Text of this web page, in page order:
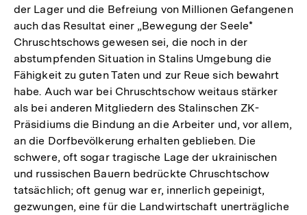
der Lager und die Befreiung von Millionen Gefangenen
auch das Resultat einer „Bewegung der Seele*
Chruschtschows gewesen sei, die noch in der
abstumpfenden Situation in Stalins Umgebung die
Fähigkeit zu guten Taten und zur Reue sich bewahrt
habe. Auch war bei Chruschtschow weitaus stärker
als bei anderen Mitgliedern des Stalinschen ZK-
Präsidiums die Bindung an die Arbeiter und, vor allem,
an die Dorfbevölkerung erhalten geblieben. Die
schwere, oft sogar tragische Lage der ukrainischen
und russischen Bauern bedrückte Chruschtschow
tatsächlich; oft genug war er, innerlich gepeinigt,
gezwungen, eine für die Landwirtschaft unerträgliche